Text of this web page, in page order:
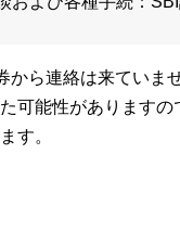
から連絡は来ていま
可能性があります
す。